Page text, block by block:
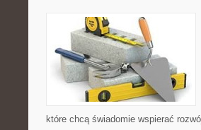
które chcą świadomie wspierać